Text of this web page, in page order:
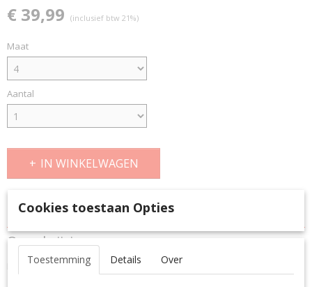
€ 39,99 (inclusief btw 21%)
Maat
Aantal
IN WINKELWAGEN
Specificaties
Productcode
287980-2100
EAN code
Omschrijving
De Derbystar Futsal Basic Pro TT is een top trainingsbal voor
Cookies toestaan Opties
Toestemming Details Over